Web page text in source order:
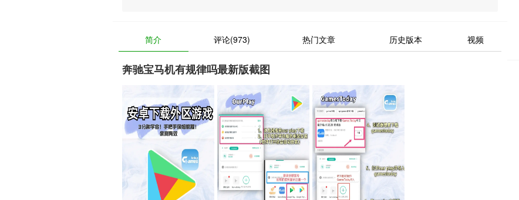
简介 评论(973) 热门文章 历史版本 视频
奔驰宝马机有规律吗最新版截图